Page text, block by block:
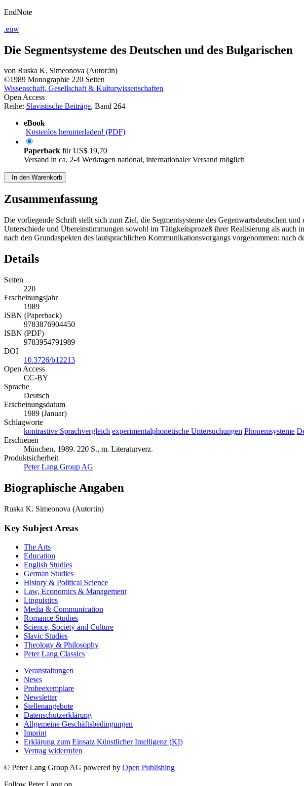
EndNote
.enw
Die Segmentsysteme des Deutschen und des Bulgarischen
von Ruska K. Simeonova (Autor:in)
©1989 Monographie 220 Seiten
Wissenschaft, Gesellschaft & Kulturwissenschaften
Open Access
Reihe: Slavistische Beiträge, Band 264
eBook
Kostenlos herunterladen! (PDF)
Paperback fürUS$ 19,70
Versand in ca. 2-4 Werktagen national, internationaler Versand möglich
In den Warenkorb
Zusammenfassung
Die vorliegende Schrift stellt sich zum Ziel, die Segmentsysteme des Gegenwartsdeutschen
Unterschiede und Übereinstimmungen sowohl im Tätigkeitsprozeß ihrer Realisierung als
nach den Grundaspekten des lautsprachlichen Kommunikationsvorgangs vorgenommen: nach
Details
Seiten
220
Erscheinungsjahr
1989
ISBN (Paperback)
9783876904450
ISBN (PDF)
9783954791989
DOI
10.3726/b12213
Open Access
CC-BY
Sprache
Deutsch
Erscheinungsdatum
1989 (Januar)
Schlagworte
kontrastive Sprachvergleich experimentalphonetische Untersuchungen Phonemsysteme
Erschienen
München, 1989. 220 S., m. Literaturverz.
Produktsicherheit
Peter Lang Group AG
Biographische Angaben
Ruska K. Simeonova (Autor:in)
Key Subject Areas
The Arts
Education
English Studies
German Studies
History & Political Science
Law, Economics & Management
Linguistics
Media & Communication
Romance Studies
Science, Society and Culture
Slavic Studies
Theology & Philosophy
Peter Lang Classics
Veranstaltungen
News
Probeexemplare
Newsletter
Stellenangebote
Datenschutzerklärung
Allgemeine Geschäftsbedingungen
Imprint
Erklärung zum Einsatz Künstlicher Intelligenz (KI)
Vertrag widerrufen
© Peter Lang Group AG powered by Open Publishing